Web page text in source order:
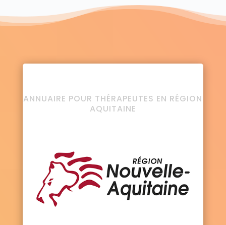
ANNUAIRE POUR THÉRAPEUTES EN RÉGION
AQUITAINE